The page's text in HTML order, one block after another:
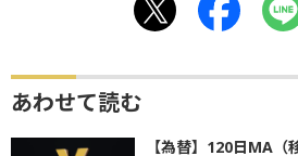
あわせて読む
【為替】120日MA